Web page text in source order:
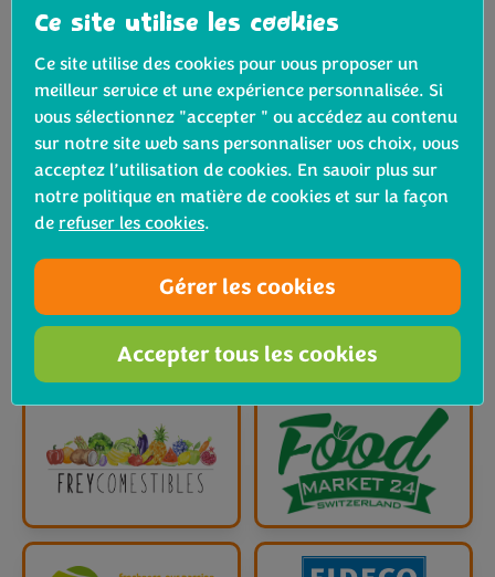
Ce site utilise les cookies
Ce site utilise des cookies pour vous proposer un
meilleur service et une expérience personnalisée. Si
vous sélectionnez "accepter " ou accédez au contenu
sur notre site web sans personnaliser vos choix, vous
acceptez l’utilisation de cookies. En savoir plus sur
notre politique en matière de cookies et sur la façon
de refuser les cookies.
Gérer les cookies
Accepter tous les cookies